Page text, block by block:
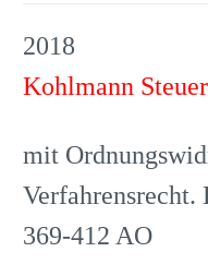
2018
Kohlmann
mit
Verfahrensrecht.
369-412 AO